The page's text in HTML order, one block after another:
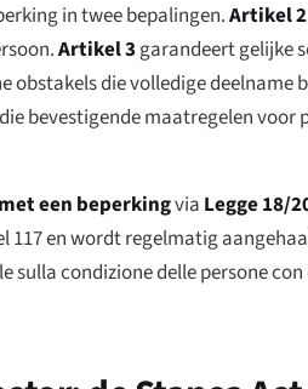
in twee bepalingen.Artikel 2
Artikel 3garandeert gelijke
obstakels die volledige
bevestigende maatregelen
een beperkingvia Legge 18/
en wordt regelmatig
sulla condizione delle persone